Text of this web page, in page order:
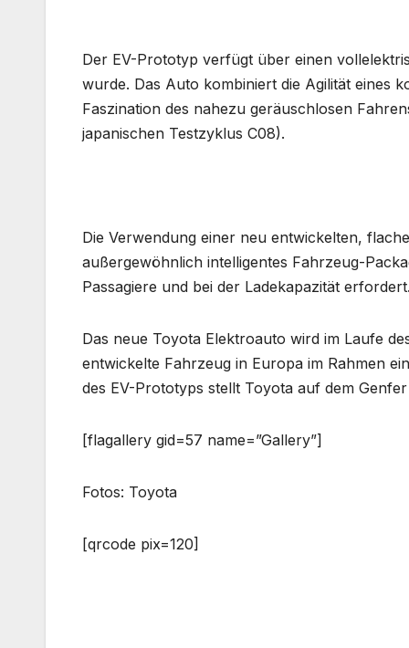
Der EV-Prototyp verfügt über einen
wurde. Das Auto kombiniert die Agilität eines
Faszination des nahezu geräuschlosen
japanischen Testzyklus C08).
Die Verwendung einer neu entwickelten,
außergewöhnlich intelligentes Fahrzeug-
Passagiere und bei der Ladekapazität erfordert.
Das neue Toyota Elektroauto wird im Laufe
entwickelte Fahrzeug in Europa im Rahmen
des EV-Prototyps stellt Toyota auf dem
[flagallery gid=57 name=”Gallery”]
Fotos: Toyota
[qrcode pix=120]